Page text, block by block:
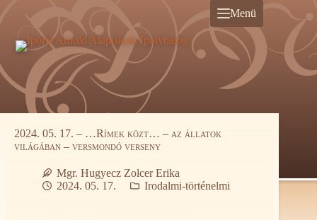
tartalomra
Menü
2024. 05. 17. – …Rímek közt… – az állatok
világában – versmondó verseny
Mgr. Hugyecz Zolcer Erika
2024. 05. 17.
Irodalmi-történelmi